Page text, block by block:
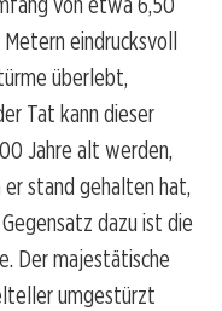
eindrucksvoll
überlebt,
Tat kann dieser
Jahre alt werden,
stand gehalten hat,
dazu ist die
Der majestätische
umgestürzt